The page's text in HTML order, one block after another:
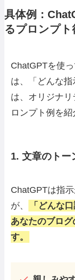
具体例：
るプロンプト
ChatGPTを使
は、「どんな
は、オリジナ
ロンプト例を紹
1. 文章のトー
ChatGPTは指
が、
「どんな
あなたのブロ
す。